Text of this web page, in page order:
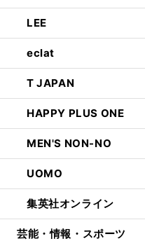
LEE
eclat
T JAPAN
HAPPY PLUS ONE
MEN'S NON-NO
UOMO
集英社オンライン
芸能・情報・スポーツ